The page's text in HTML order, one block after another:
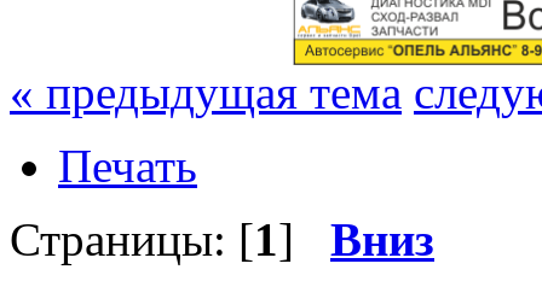
« предыдущая тема
Печать
Страницы: [1] Вниз